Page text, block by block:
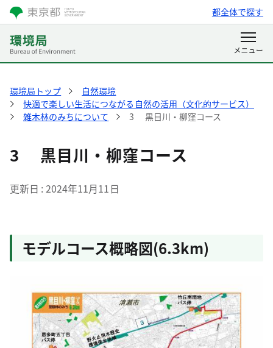
都全体で探す
環境局トップ
自然環境
快適で楽しい生活につながる自然の活用（文化的サービス）
雑木林のみちについて
3 黒目川・柳窪コース
3 黒目川・柳窪コース
更新日 2024年11月11日
モデルコース概略図(6.3km)